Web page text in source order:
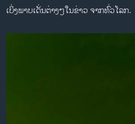
ຄົ້ນໂລກ
ເບິ່ງພາບເດັ່ນຕ່າງໆໃນຂ່າວ ຈາກທົ່ວໂລກ.